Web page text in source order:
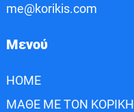
me@korikis.com
Μενού
HOME
ΜΑΘΕ ΜΕ ΤΟΝ ΚΟΡΙΚΗ